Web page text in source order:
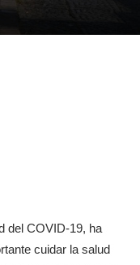
del COVID-19, ha
cuidar la salud